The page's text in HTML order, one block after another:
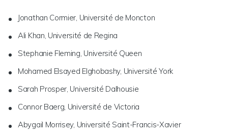
Jonathan Cormier, Université de Moncton
Ali Khan, Université de Regina
Stephanie Fleming, Université Queen
Mohamed Elsayed Elghobashy, Université York
Sarah Prosper, Université Dalhousie
Connor Baerg, Université de Victoria
Abygail Morrisey, Université Saint-Francis-Xavier